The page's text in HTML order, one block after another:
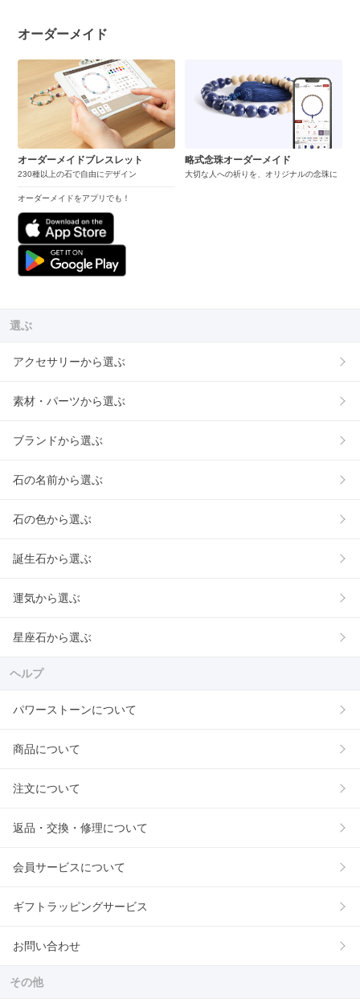
オーダーメイド
オーダーメイドブレスレット
230種以上の石で自由にデザイン
オーダーメイドをアプリでも！
略式念珠オーダーメイド
大切な人への祈りを、オリジナルの念珠に
選ぶ
アクセサリーから選ぶ
素材・パーツから選ぶ
ブランドから選ぶ
石の名前から選ぶ
石の色から選ぶ
誕生石から選ぶ
運気から選ぶ
星座石から選ぶ
ヘルプ
パワーストーンについて
商品について
注文について
返品・交換・修理について
会員サービスについて
ギフトラッピングサービス
お問い合わせ
その他